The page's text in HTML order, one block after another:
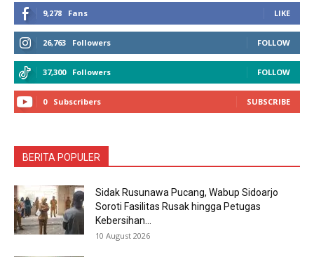
9,278 Fans LIKE
26,763 Followers FOLLOW
37,300 Followers FOLLOW
0 Subscribers SUBSCRIBE
BERITA POPULER
Sidak Rusunawa Pucang, Wabup Sidoarjo
Soroti Fasilitas Rusak hingga Petugas
Kebersihan...
10 August 2026